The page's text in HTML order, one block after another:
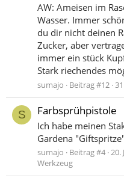
AW: Ameisen im
Wasser. Immer
du dir nicht deinen
Zucker, aber
immer ein stück
Stark riechendes
sumajo Beitrag #12
S Farbsprühpistole
Ich habe meinen
Gardena
sumajo Beitrag #4 20.
Werkzeug